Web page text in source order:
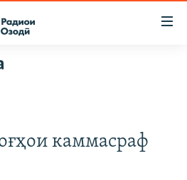
каммасраф